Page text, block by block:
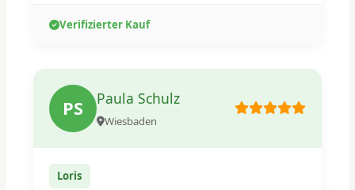
Verifizierter Kauf
PS Paula Schulz
Wiesbaden
Loris